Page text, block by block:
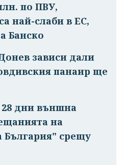
по ПВУ,
най-слаби в ЕС,
Банско
зависи дали
панаир ще
дни външна
на
България" срещу